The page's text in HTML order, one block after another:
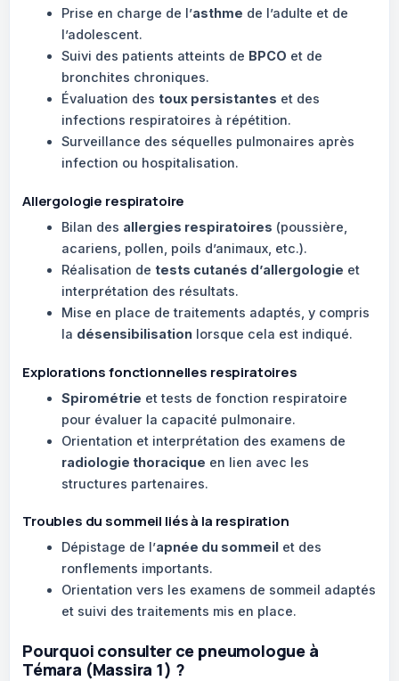
Prise en charge de l’asthme de l’adulte et de
l’adolescent.
Suivi des patients atteints de BPCO et de
bronchites chroniques.
Évaluation des toux persistantes et des
infections respiratoires à répétition.
Surveillance des séquelles pulmonaires après
infection ou hospitalisation.
Allergologie respiratoire
Bilan des allergies respiratoires (poussière,
acariens, pollen, poils d’animaux, etc.).
Réalisation de tests cutanés d’allergologie et
interprétation des résultats.
Mise en place de traitements adaptés, y compris
la désensibilisationlorsque cela est indiqué.
Explorations fonctionnelles respiratoires
Spirométrie et tests de fonction respiratoire
pour évaluer la capacité pulmonaire.
Orientation et interprétation des examens de
radiologie thoracique en lien avec les
structures partenaires.
Troubles du sommeil liés à la respiration
Dépistage de l’apnée du sommeilet des
ronflements importants.
Orientation vers les examens de sommeil adaptés
et suivi des traitements mis en place.
Pourquoi consulter ce pneumologue à
Témara (Massira 1) ?